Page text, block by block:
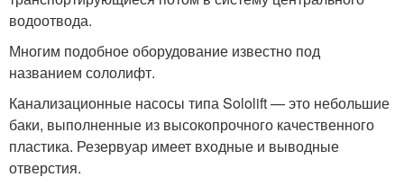
водоотвода.
Многим подобное оборудование известно под
названием сололифт.
Канализационные насосы типа Sololift — это небольшие
баки, выполненные из высокопрочного качественного
пластика. Резервуар имеет входные и выводные
отверстия.